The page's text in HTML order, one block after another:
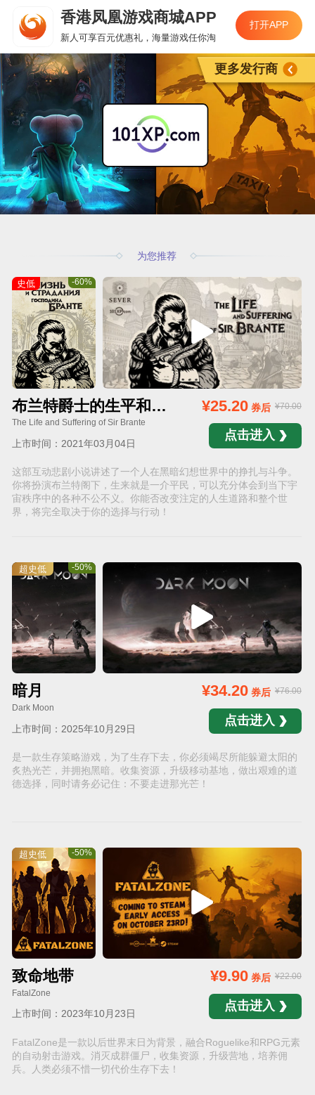
香港凤凰游戏商城APP
新人可享百元优惠礼，海量游戏任你淘
打开APP
为您推荐
史低 -60%
布兰特爵士的生平和痛苦
The Life and Suffering of Sir Brante
上市时间：2021年03月04日
¥70.00
¥25.20券后
点击进入
这部互动悲剧小说讲述了一个人在黑暗幻想世界中的挣扎与斗争。
你将扮演布兰特阁下，生来就是一介平民，可以充分体会到当下宇
宙秩序中的各种不公不义。你能否改变注定的人生道路和整个世
界，将完全取决于你的选择与行动！
超史低 -50%
暗月
Dark Moon
上市时间：2025年10月29日
¥76.00
¥34.20券后
点击进入
是一款生存策略游戏，为了生存下去，你必须竭尽所能躲避太阳的
炙热光芒，并拥抱黑暗。收集资源，升级移动基地，做出艰难的道
德选择，同时请务必记住：不要走进那光芒！
超史低 -50%
致命地带
FatalZone
上市时间：2023年10月23日
¥22.00
¥9.90券后
点击进入
FatalZone是一款以后世界末日为背景，融合Roguelike和RPG元素
的自动射击游戏。消灭成群僵尸，收集资源，升级营地，培养佣
兵。人类必须不惜一切代价生存下去！
更多发行商